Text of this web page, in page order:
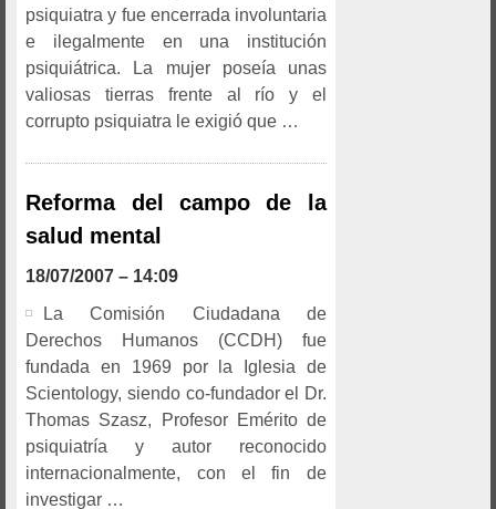
psiquiatra y fue encerrada involuntaria
e ilegalmente en una institución
psiquiátrica. La mujer poseía unas
valiosas tierras frente al río y el
corrupto psiquiatra le exigió que …
Reforma del campo de la
salud mental
18/07/2007 – 14:09
La Comisión Ciudadana de
Derechos Humanos (CCDH) fue
fundada en 1969 por la Iglesia de
Scientology, siendo co-fundador el Dr.
Thomas Szasz, Profesor Emérito de
psiquiatría y autor reconocido
internacionalmente, con el fin de
investigar …